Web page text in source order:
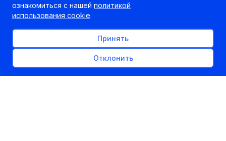
ознакомиться с нашей политикой
использования cookie.
Принять
Отклонить